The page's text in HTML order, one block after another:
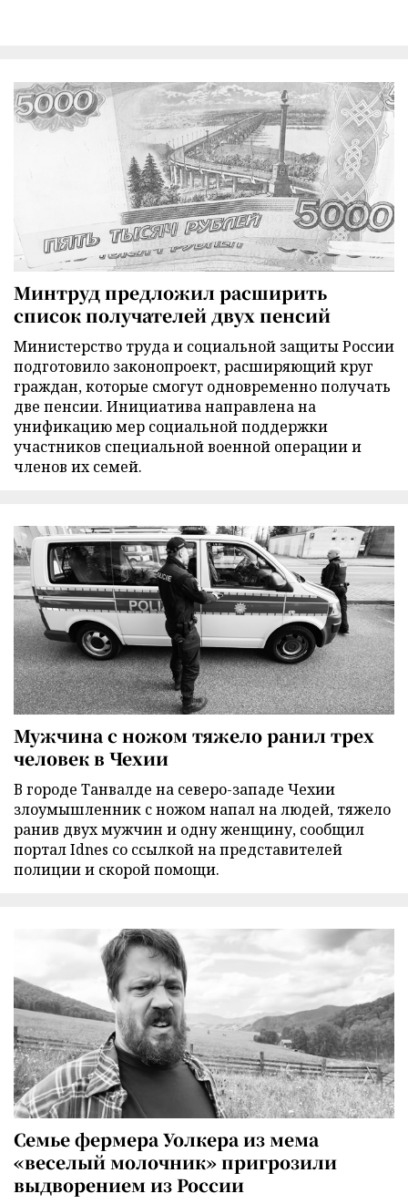
Минтруд предложил расширить
список получателей двух пенсий
Министерство труда и социальной защиты России
подготовило законопроект, расширяющий круг
граждан, которые смогут одновременно получать
две пенсии. Инициатива направлена на
унификацию мер социальной поддержки
участников специальной военной операции и
членов их семей.
Мужчина с ножом тяжело ранил трех
человек в Чехии
В городе Танвалде на северо-западе Чехии
злоумышленник с ножом напал на людей, тяжело
ранив двух мужчин и одну женщину, сообщил
портал Idnes со ссылкой на представителей
полиции и скорой помощи.
Семье фермера Уолкера из мема
«веселый молочник» пригрозили
выдворением из России